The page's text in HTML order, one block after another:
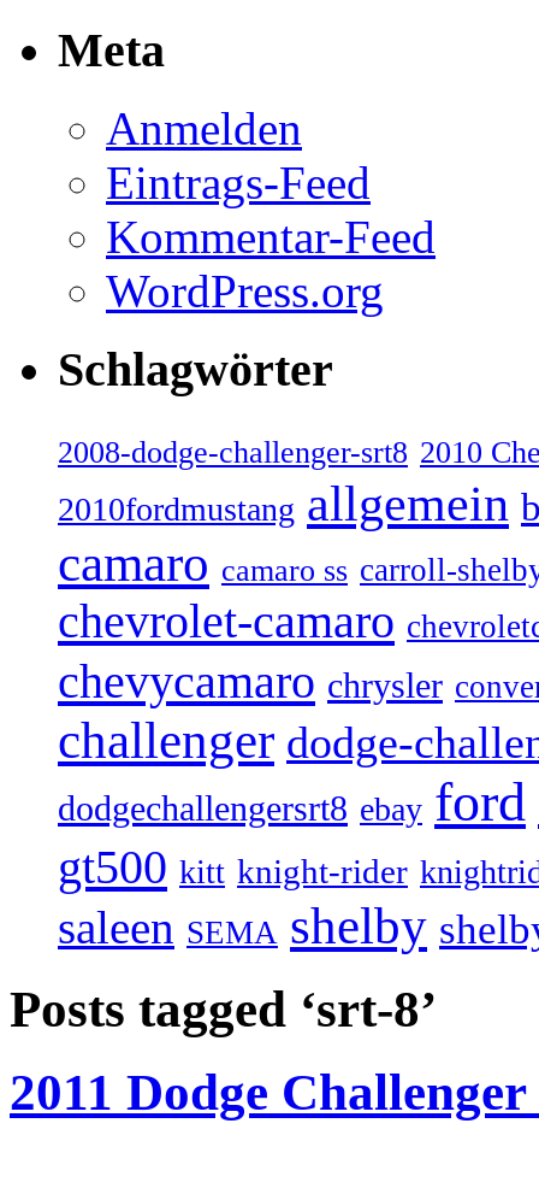
Meta
Anmelden
Eintrags-Feed
Kommentar-Feed
WordPress.org
Schlagwörter
2008-dodge-challenger-srt8 2010
2010fordmustang allgemein
camaro camaro ss carroll-
chevrolet-camaro
chevycamaro chrysler
challenger dodge-
dodgechallengersrt8 ebay ford
gt500 kitt knight-rider
saleen SEMA shelby
Posts tagged ‘srt-8’
2011 Dodge